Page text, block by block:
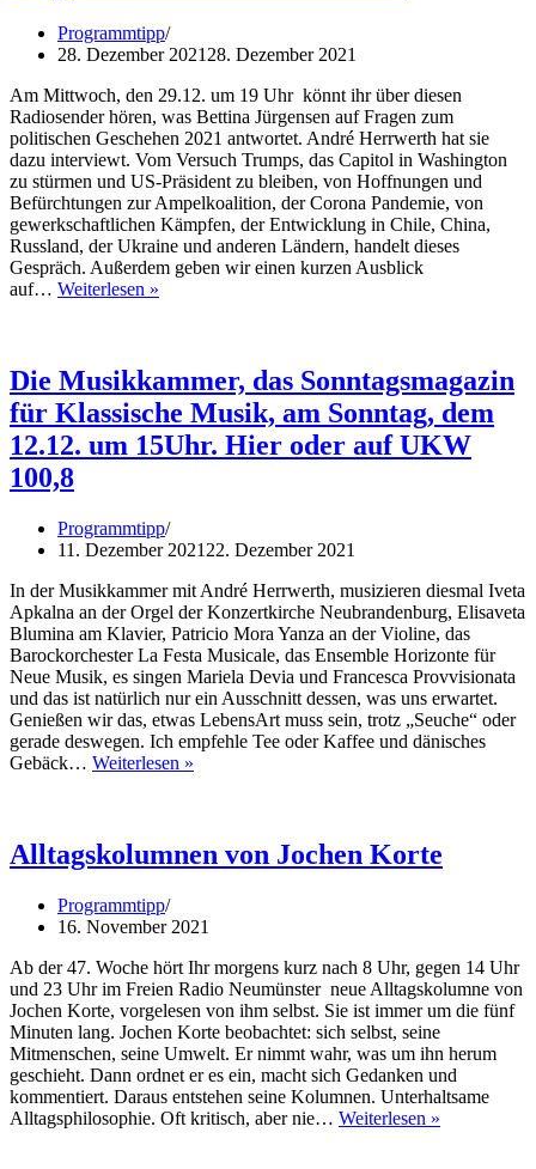
Programmtipp
28. Dezember 2021 28. Dezember 2021
Am Mittwoch, den 29.12. um 19 Uhr könnt ihr über diesen
Radiosender hören, was Bettina Jürgensen auf Fragen zum
politischen Geschehen 2021 antwortet. André Herrwerth hat sie
dazu interviewt. Vom Versuch Trumps, das Capitol in Washington
zu stürmen und US-Präsident zu bleiben, von Hoffnungen und
Befürchtungen zur Ampelkoalition, der Corona Pandemie, von
gewerkschaftlichen Kämpfen, der Entwicklung in Chile, China,
Russland, der Ukraine und anderen Ländern, handelt dieses
Gespräch. Außerdem geben wir einen kurzen Ausblick
auf… Weiterlesen »
Jürgensen.
Der
Jahresrückblick
Die Musikkammer, das Sonntagsmagazin
für Klassische Musik, am Sonntag, dem
12.12. um 15Uhr. Hier oder auf UKW
100,8
Programmtipp
11. Dezember 2021 22. Dezember 2021
In der Musikkammer mit André Herrwerth, musizieren diesmal Iveta
Apkalna an der Orgel der Konzertkirche Neubrandenburg, Elisaveta
Blumina am Klavier, Patricio Mora Yanza an der Violine, das
Barockorchester La Festa Musicale, das Ensemble Horizonte für
Neue Musik, es singen Mariela Devia und Francesca Provvisionata
und das ist natürlich nur ein Ausschnitt dessen, was uns erwartet.
Genießen wir das, etwas LebensArt muss sein, trotz „Seuche“ oder
gerade deswegen. Ich empfehle Tee oder Kaffee und dänisches
Gebäck… Weiterlesen »
für
Klassische
Sonntag,
12.12.
um
15Uhr.
Hier
oder
auf
UKW
100,8
Alltagskolumnen von Jochen Korte
Programmtipp
16. November 2021
Ab der 47. Woche hört Ihr morgens kurz nach 8 Uhr, gegen 14 Uhr
und 23 Uhr im Freien Radio Neumünster neue Alltagskolumne von
Jochen Korte, vorgelesen von ihm selbst. Sie ist immer um die fünf
Minuten lang. Jochen Korte beobachtet: sich selbst, seine
Mitmenschen, seine Umwelt. Er nimmt wahr, was um ihn herum
geschieht. Dann ordnet er es ein, macht sich Gedanken und
kommentiert. Daraus entstehen seine Kolumnen. Unterhaltsame
Alltagsphilosophie. Oft kritisch, aber nie… Weiterlesen »